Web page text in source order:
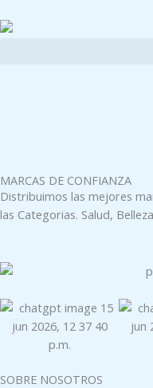
al
MARCAS DE CONFIANZA
Distribuimos las mejores
las Categorias. Salud,
SOBRE NOSOTROS